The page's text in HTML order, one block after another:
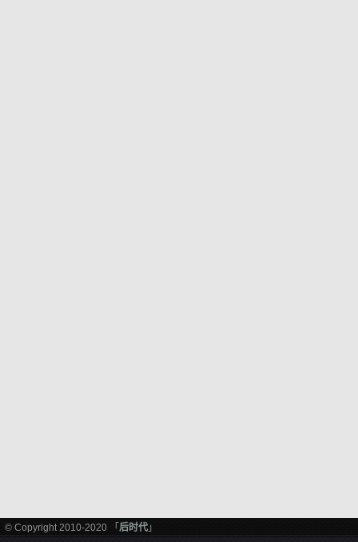
© Copyright 2010-2020 「 后时代 」